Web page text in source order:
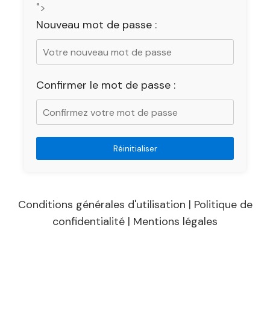
">
Nouveau mot de passe :
Confirmer le mot de passe :
Réinitialiser
Conditions générales d'utilisation | Politique de
confidentialité | Mentions légales